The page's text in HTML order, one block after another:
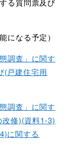
になる予定）
調査」に関す
(戸建住宅用
調査」に関す
改修)(資料1-3)
に関する